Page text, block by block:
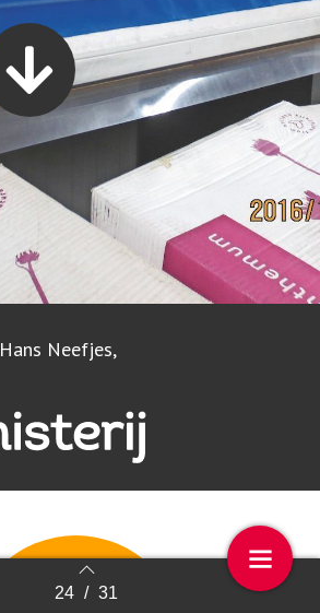
24 / 31
Hans Neefjes,
Door